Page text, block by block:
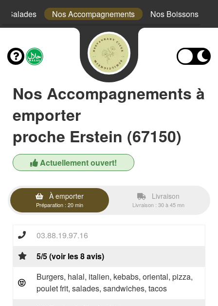
Salades Nos Accompagnements Nos Boissons
Nos Accompagnements à
emporter
proche Erstein (67150)
Actuellement ouvert!
À emporter
Préparation : 20 min
Livraison
Livraison : 30 à 45 mn
03.88.19.97.16
5/5 (voir les 8 avis)
Burgers, halal, italien, kebabs, oriental, pizza,
poulet frit, salades, sandwiches, tacos